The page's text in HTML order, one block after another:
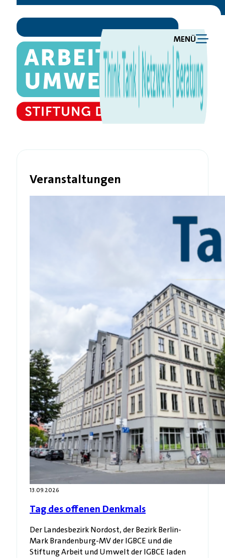
MENÜ
Veranstaltungen
13.09.2026
Tag des offenen Denkmals
Der Landesbezirk Nordost, der Bezirk Berlin-
Mark Brandenburg-MV der IGBCE und die
Stiftung Arbeit und Umwelt der IGBCE laden